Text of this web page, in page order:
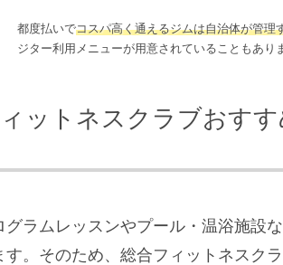
都度払いでコスパ高く通えるジムは自治体が管理
ジター利用メニューが用意されていることもあり
ットネスクラブおす
ラムレッスンやプール・温浴施設
。そのため、総合フィットネスク